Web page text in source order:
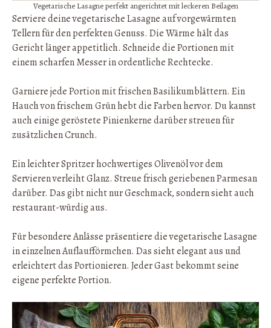
Vegetarische Lasagne perfekt angerichtet mit leckeren Beilagen
Serviere deine vegetarische Lasagne auf vorgewärmten
Tellern für den perfekten Genuss. Die Wärme hält das
Gericht länger appetitlich. Schneide die Portionen mit
einem scharfen Messer in ordentliche Rechtecke.
Garniere jede Portion mit frischen Basilikumblättern. Ein
Hauch von frischem Grün hebt die Farben hervor. Du kannst
auch einige geröstete Pinienkerne darüber streuen für
zusätzlichen Crunch.
Ein leichter Spritzer hochwertiges Olivenöl vor dem
Servieren verleiht Glanz. Streue frisch geriebenen Parmesan
darüber. Das gibt nicht nur Geschmack, sondern sieht auch
restaurant-würdig aus.
Für besondere Anlässe präsentiere die vegetarische Lasagne
in einzelnen Auflaufförmchen. Das sieht elegant aus und
erleichtert das Portionieren. Jeder Gast bekommt seine
eigene perfekte Portion.